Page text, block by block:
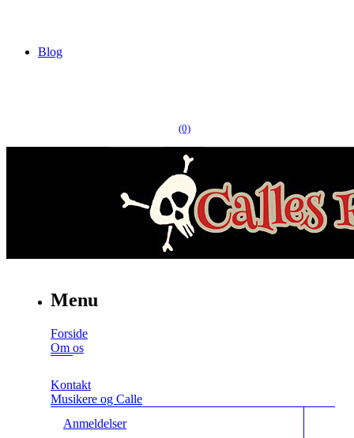
Blog
(0)
Menu
Forside
Om os
Kontakt
Musikere og Calle
Anmeldelser